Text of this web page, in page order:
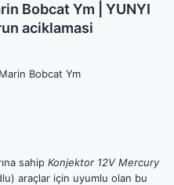
Bobcat Ym | YUNYI
aciklamasi
Bobcat Ym
sahip Konjektor 12V Mercury
araçlar için uyumlu olan bu